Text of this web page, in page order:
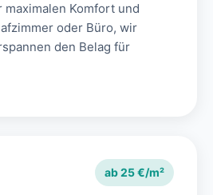
maximalen Komfort und
oder Büro, wir
den Belag für
ab 25 €/m²